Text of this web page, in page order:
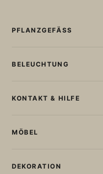
PFLANZGEFÄSS
Blumentöpfe Ohne Licht
Quadratische Blumentöpfe
BELEUCHTUNG
Tischlampen
Lampe in Kugelform
Solarleuchten
KONTAKT & HILFE
Bestellstatus abfragen
MÖBEL
Sitzgelegenheiten
DEKORATION